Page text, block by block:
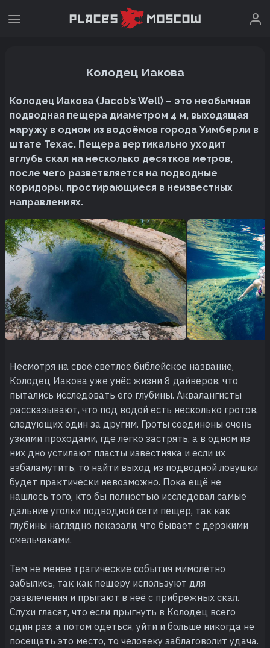
Колодец Иакова
Колодец Иакова (Jacob’s Well) – это необычная
подводная пещера диаметром 4 м, выходящая
наружу в одном из водоёмов города Уимберли в
штате Техас. Пещера вертикально уходит
вглубь скал на несколько десятков метров,
после чего разветвляется на подводные
коридоры, простирающиеся в неизвестных
направлениях.
Несмотря на своё светлое библейское название,
Колодец Иакова уже унёс жизни 8 дайверов, что
пытались исследовать его глубины. Аквалангисты
рассказывают, что под водой есть несколько гротов,
следующих один за другим. Гроты соединены очень
узкими проходами, где легко застрять, а в одном из
них дно устилают пласты известняка и если их
взбаламутить, то найти выход из подводной ловушки
будет практически невозможно. Пока ещё не
нашлось того, кто бы полностью исследовал самые
дальние уголки подводной сети пещер, так как
глубины наглядно показали, что бывает с дерзкими
смельчаками.
Тем не менее трагические события мимолётно
забылись, так как пещеру используют для
развлечения и прыгают в неё с прибрежных скал.
Слухи гласят, что если прыгнуть в Колодец всего
один раз, а потом одеться, уйти и больше никогда не
посещать это место, то человеку заблаговолит удача.